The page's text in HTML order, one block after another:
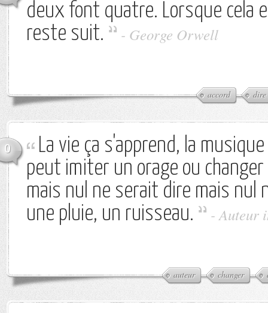
deux font quatre. Lorsque cela
reste suit.
- George Orwell
accord dire
0
La vie ça s'apprend, la
peut imiter un orage ou
mais nul ne serait dire mais nul
une pluie, un ruisseau.
-Auteur
auteur changer